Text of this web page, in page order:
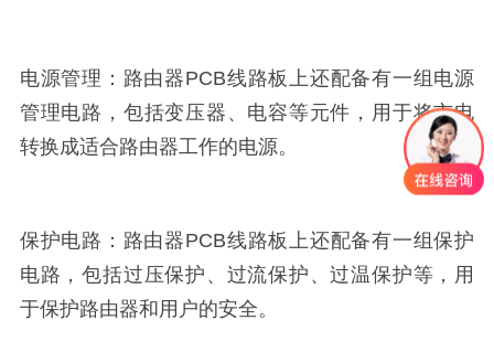
电源管理：路由器PCB线路板上还配备有一组电源
管理电路，包括变压器、电容等元件，用于将市电
转换成适合路由器工作的电源。
保护电路：路由器PCB线路板上还配备有一组保护
电路，包括过压保护、过流保护、过温保护等，用
于保护路由器和用户的安全。